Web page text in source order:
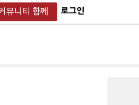
뮤니티 함께 로그인